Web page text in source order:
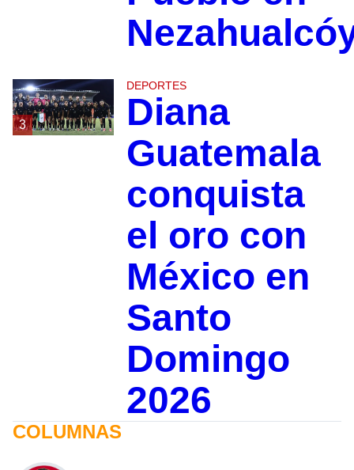
3
DEPORTES
Diana
Guatemala
conquista
el oro con
México en
Santo
Domingo
2026
COLUMNAS